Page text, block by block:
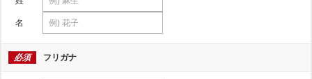
名
必須 フリガナ